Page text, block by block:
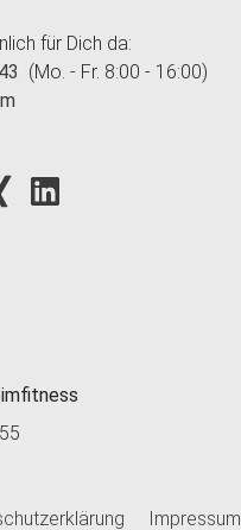
für Dich da:
(Mo. - Fr. 8:00 - 16:00)
YouTube
Impressum